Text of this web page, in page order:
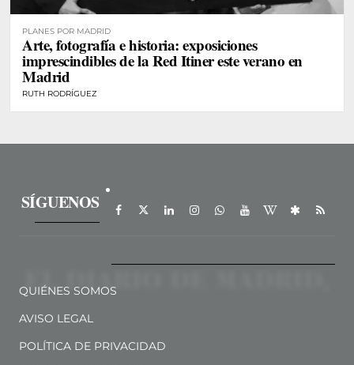
PLANES POR MADRID
Arte, fotografía e historia: exposiciones
imprescindibles de la Red Itiner este verano en
Madrid
RUTH RODRÍGUEZ
SÍGUENOS
QUIÉNES SOMOS
AVISO LEGAL
POLÍTICA DE PRIVACIDAD